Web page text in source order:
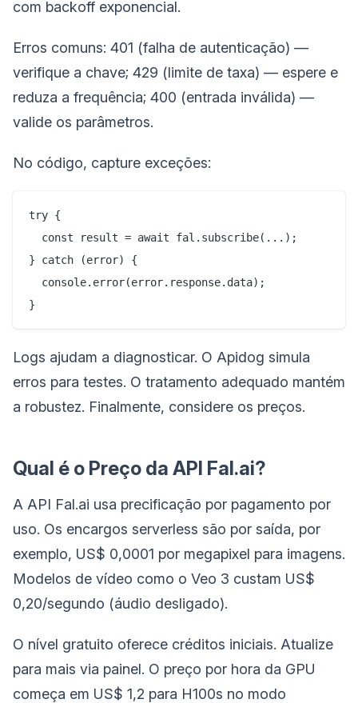
com backoff exponencial.
Erros comuns: 401 (falha de autenticação) —
verifique a chave; 429 (limite de taxa) — espere e
reduza a frequência; 400 (entrada inválida) —
valide os parâmetros.
No código, capture exceções:
try {
  const result = await fal.subscribe(...);
} catch (error) {
  console.error(error.response.data);
Logs ajudam a diagnosticar. O Apidog simula
erros para testes. O tratamento adequado mantém
a robustez. Finalmente, considere os preços.
Qual é o Preço da API Fal.ai?
A API Fal.ai usa precificação por pagamento por
uso. Os encargos serverless são por saída, por
exemplo, US$ 0,0001 por megapixel para imagens.
Modelos de vídeo como o Veo 3 custam US$
0,20/segundo (áudio desligado).
O nível gratuito oferece créditos iniciais. Atualize
para mais via painel. O preço por hora da GPU
começa em US$ 1,2 para H100s no modo